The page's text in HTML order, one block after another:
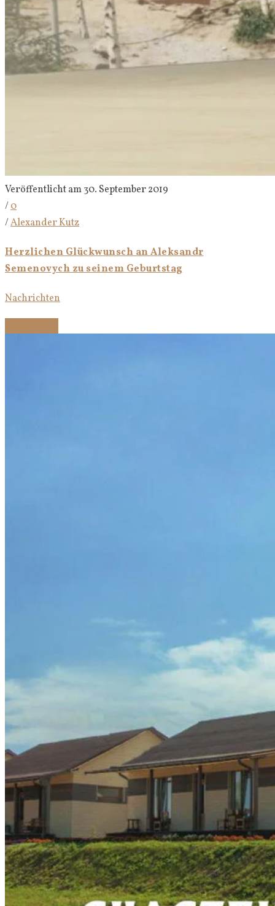
Veröffentlicht am 30. September 2019
/0
/Alexander Kutz
Herzlichen Glückwunsch an Aleksandr
Semenovych zu seinem Geburtstag
Nachrichten